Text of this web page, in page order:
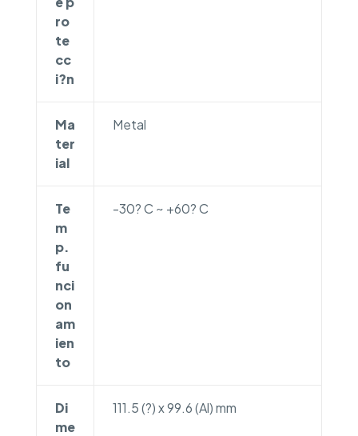
ro
te
cc
i?n
Ma
ter
ial
Metal
Te
m
p.
fu
nci
on
am
ien
to
-30? C ~ +60? C
Di
me
111.5 (?) x 99.6 (Al) mm